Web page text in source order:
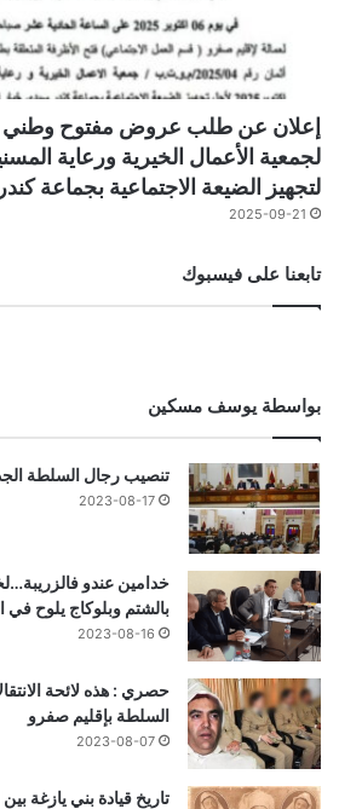
لجمعية الأعمال الخيرية ورعاية
لتجهيز الضيعة الاجتماعية بجماعة
2025-09-21
تابعنا على فيسبوك
بواسطة يوسف مسكين
تنصيب رجال السلطة
2023-08-17
خدامين عندو
بالشتم وبلوكاج يلوح في
2023-08-16
حصري : هذه لائحة
السلطة بإقليم صفرو
2023-08-07
تاريخ قيادة بني يازغة